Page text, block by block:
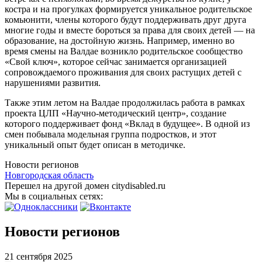
костра и на прогулках формируется уникальное родительское
комьюнити, члены которого будут поддерживать друг друга
многие годы и вместе бороться за права для своих детей — на
образование, на достойную жизнь. Например, именно во
время смены на Валдае возникло родительское сообщество
«Свой ключ», которое сейчас занимается организацией
сопровождаемого проживания для своих растущих детей с
нарушениями развития.
Также этим летом на Валдае продолжилась работа в рамках
проекта ЦЛП «Научно-методический центр», создание
которого поддерживает фонд «Вклад в будущее». В одной из
смен побывала модельная группа подростков, и этот
уникальный опыт будет описан в методичке.
Новости регионов
Новгородская область
Перешел на другой домен citydisabled.ru
Мы в социальных сетях:
Новости регионов
21 сентября 2025